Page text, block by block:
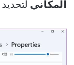
المكاني لتحديد